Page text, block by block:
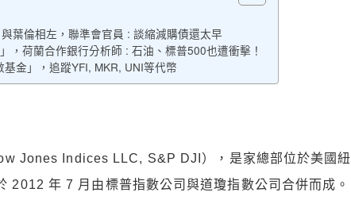
葉倫相左，聯準會官員 : 談縮減購債還太早
，荷蘭合作銀行分析師 : 石油、標普500也遭衝擊！
金」，追蹤YFI, MKR, UNI等代幣
Jones Indices LLC, S&P DJI），是家總部位於美國紐
2012 年 7 月由標普指數公司與道瓊指數公司合併而成。